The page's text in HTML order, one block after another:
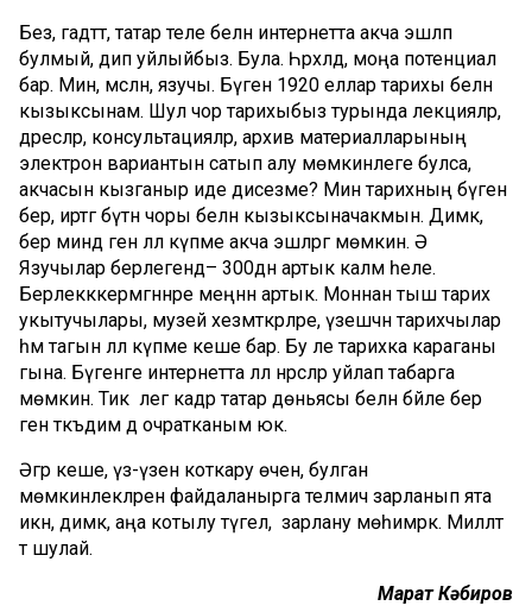
Без, гадәттә, татар теле белән интернетта акча эшләп
булмый, дип уйлыйбыз. Була. Һәрхәлдә, моңа потенциал
бар. Мин, мәсәлән, язучы. Бүген 1920 еллар тарихы белән
кызыксынам. Шул чор тарихыбыз турында лекцияләр,
дәресләр, консультацияләр, архив материалларының
электрон вариантын сатып алу мөмкинлеге булса,
акчасын кызганыр иде дисезме? Мин тарихның бүген
бер, иртәгә бүтән чоры белән кызыксыначакмын. Димәк,
бер миндә генә әллә күпме акча эшләргә мөмкин. Ә
Язучылар берлегендә– 300дән артык каләм әһеле.
Берлеккәкермәгәннәре меңнән артык. Моннан тыш тарих
укытучылары, музей хезмәткәрләре, үзешчән тарихчылар
һәм тагын әллә күпме кеше бар. Бу әле тарихка караганы
гына. Бүгенге интернетта әллә нәрсәләр уйлап табарга
мөмкин. Тик әлегә кадәр татар дөньясы белән бәйле бер
генә тәкъдим дә очратканым юк.
Әгәр кеше, үз-үзен коткару өчен, булган
мөмкинлекләрен файдаланырга теләмичә зарланып ята
икән, димәк, аңа котылу түгел, ә зарлану мөһимрәк. Милләт
тә шулай.
Марат Кәбиров